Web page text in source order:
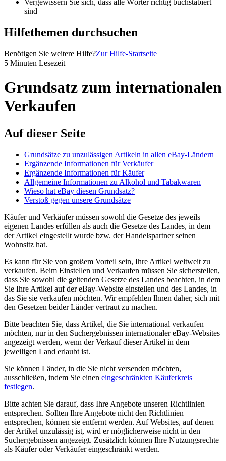
Vergewissern Sie sich, dass alle Wörter richtig buchstabiert
sind
Hilfethemen durchsuchen
Benötigen Sie weitere Hilfe?Zur Hilfe-Startseite
5 Minuten Lesezeit
Grundsatz zum internationalen
Verkaufen
Auf dieser Seite
Grundsätze zu unzulässigen Artikeln in allen eBay-Ländern
Ergänzende Informationen für Verkäufer
Ergänzende Informationen für Käufer
Allgemeine Informationen zu Alkohol und Tabakwaren
Wieso hat eBay diesen Grundsatz?
Verstoß gegen unsere Grundsätze
Käufer und Verkäufer müssen sowohl die Gesetze des jeweils
eigenen Landes erfüllen als auch die Gesetze des Landes, in dem
der Artikel eingestellt wurde bzw. der Handelspartner seinen
Wohnsitz hat.
Es kann für Sie von großem Vorteil sein, Ihre Artikel weltweit zu
verkaufen. Beim Einstellen und Verkaufen müssen Sie sicherstellen,
dass Sie sowohl die geltenden Gesetze des Landes beachten, in dem
Sie Ihre Artikel auf der eBay-Website einstellen und des Landes, in
das Sie sie verkaufen möchten. Wir empfehlen Ihnen daher, sich mit
den Gesetzen beider Länder vertraut zu machen.
Bitte beachten Sie, dass Artikel, die Sie international verkaufen
möchten, nur in den Suchergebnissen internationaler eBay-Websites
angezeigt werden, wenn der Verkauf dieser Artikel in dem
jeweiligen Land erlaubt ist.
Sie können Länder, in die Sie nicht versenden möchten,
ausschließen, indem Sie einen eingeschränkten Käuferkreis
festlegen.
Bitte achten Sie darauf, dass Ihre Angebote unseren Richtlinien
entsprechen. Sollten Ihre Angebote nicht den Richtlinien
entsprechen, können sie entfernt werden. Auf Websites, auf denen
der Artikel unzulässig ist, wird er möglicherweise nicht in den
Suchergebnissen angezeigt. Zusätzlich können Ihre Nutzungsrechte
als Käufer oder Verkäufer eingeschränkt werden.